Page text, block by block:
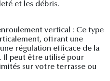
et les débris.
vertical : Ce type
offrant une
régulation efficace de la
Il peut être utilisé pour
sur votre terrasse ou